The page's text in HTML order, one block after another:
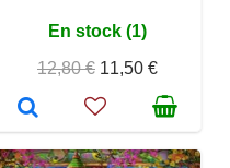
En stock (1)
12,80 € 11,50 €